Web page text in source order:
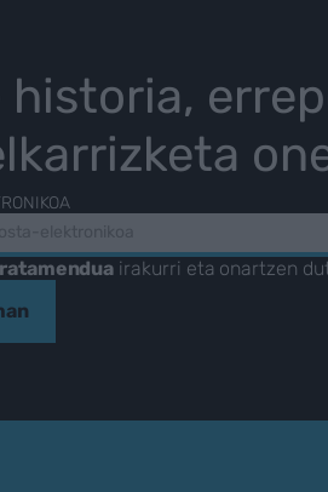
historia,
irakurri eta onartzen